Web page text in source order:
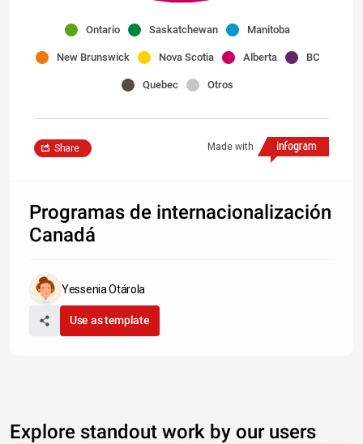
Ontario Saskatchewan Manitoba
New Brunswick Nova Scotia Alberta BC
Quebec Otros
Made with
Share
Programas de internacionalización
Canadá
Yessenia Otárola
Use as template
Explore standout work by our users